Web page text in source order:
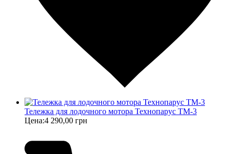
Тележка для лодочного мотора Технопарус ТM-3
Цена:4 290,00 грн